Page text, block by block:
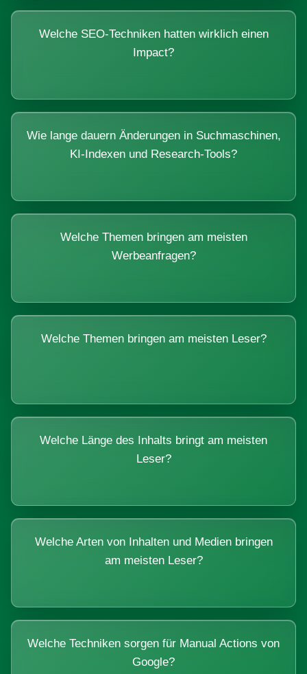
Welche SEO-Techniken hatten wirklich einen
Impact?
Wie lange dauern Änderungen in Suchmaschinen,
KI-Indexen und Research-Tools?
Welche Themen bringen am meisten
Werbeanfragen?
Welche Themen bringen am meisten Leser?
Welche Länge des Inhalts bringt am meisten
Leser?
Welche Arten von Inhalten und Medien bringen
am meisten Leser?
Welche Techniken sorgen für Manual Actions von
Google?